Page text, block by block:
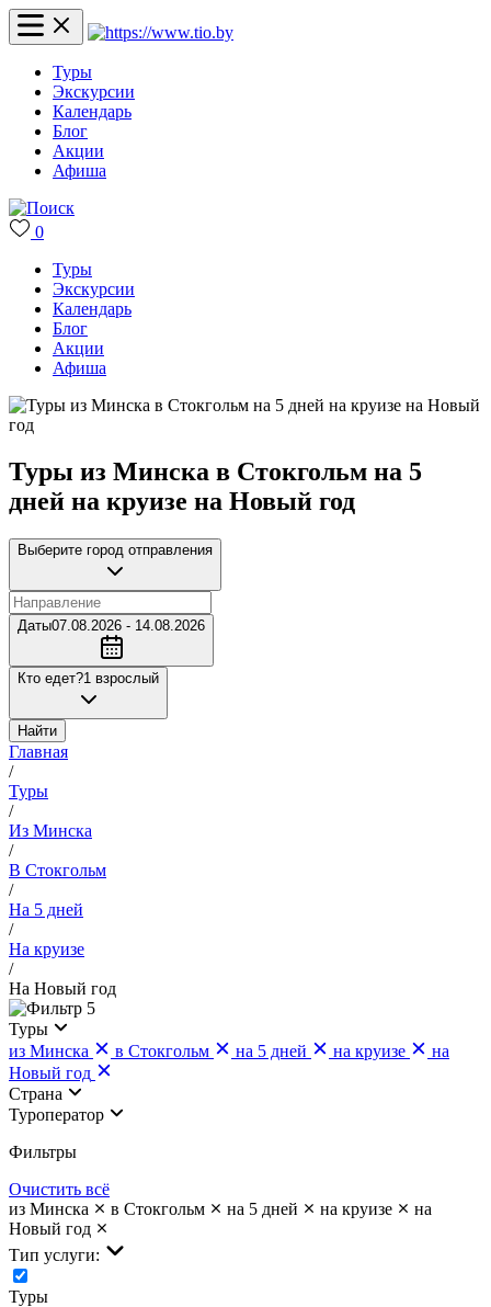
Туры
Экскурсии
Календарь
Блог
Акции
Афиша
0
Туры
Экскурсии
Календарь
Блог
Акции
Афиша
Туры из Минска в Стокгольм на 5
дней на круизе на Новый год
Выберите город отправления
Даты07.08.2026 - 14.08.2026
Кто едет?1 взрослый
Найти
Главная
/
Туры
/
Из Минска
/
В Стокгольм
/
На 5 дней
/
На круизе
/
На Новый год
5
Туры
из Минска
в Стокгольм на 5 дней на круизе
на
Новый год
Страна
Туроператор
Фильтры
Очистить всё
из Минска
в Стокгольм на 5 дней на круизе
на
Новый год
Тип услуги:
Туры